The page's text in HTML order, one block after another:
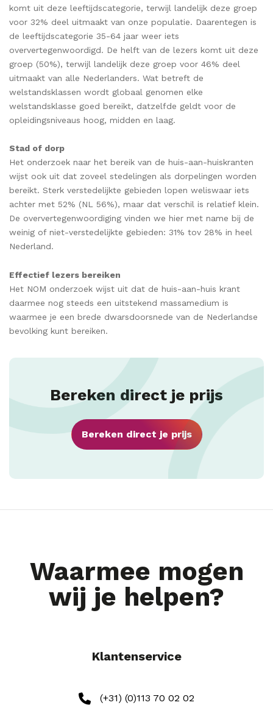
komt uit deze leeftijdscategorie, terwijl landelijk deze groep
voor 32% deel uitmaakt van onze populatie. Daarentegen is
de leeftijdscategorie 35-64 jaar weer iets
oververtegenwoordigd. De helft van de lezers komt uit deze
groep (50%), terwijl landelijk deze groep voor 46% deel
uitmaakt van alle Nederlanders. Wat betreft de
welstandsklassen wordt globaal genomen elke
welstandsklasse goed bereikt, datzelfde geldt voor de
opleidingsniveaus hoog, midden en laag.
Stad of dorp
Het onderzoek naar het bereik van de huis-aan-huiskranten
wijst ook uit dat zoveel stedelingen als dorpelingen worden
bereikt. Sterk verstedelijkte gebieden lopen weliswaar iets
achter met 52% (NL 56%), maar dat verschil is relatief klein.
De oververtegenwoordiging vinden we hier met name bij de
weinig of niet-verstedelijkte gebieden: 31% tov 28% in heel
Nederland.
Effectief lezers bereiken
Het NOM onderzoek wijst uit dat de huis-aan-huis krant
daarmee nog steeds een uitstekend massamedium is
waarmee je een brede dwarsdoorsnede van de Nederlandse
bevolking kunt bereiken.
Bereken direct je prijs
Bereken direct je prijs
Waarmee mogen
wij je helpen?
Klantenservice
(+31) (0)113 70 02 02